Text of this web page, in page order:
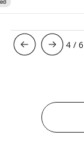
4 /6